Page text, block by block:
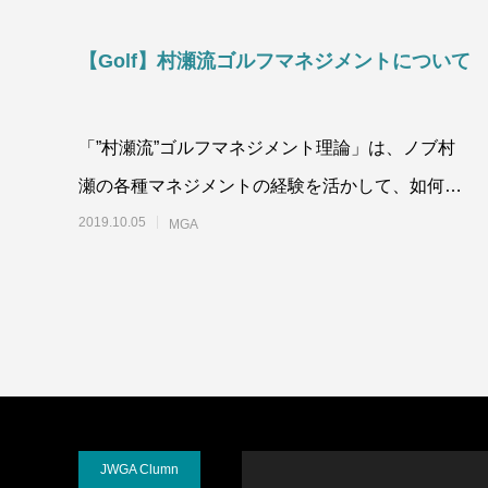
【Golf】村瀬流ゴルフマネジメントについて
「”村瀬流”ゴルフマネジメント理論」は、ノブ村
瀬の各種マネジメントの経験を活かして、如何に
身体に優しく、楽しみながら、成果を出していく
2019.10.05 MGA
JWGA Clumn